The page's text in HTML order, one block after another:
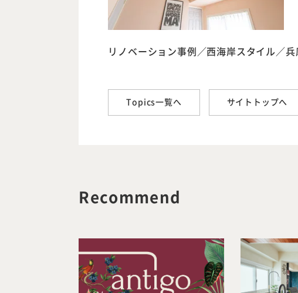
リノベーション事例／西海岸スタイル／兵
Topics一覧へ サイトトップへ
Recommend